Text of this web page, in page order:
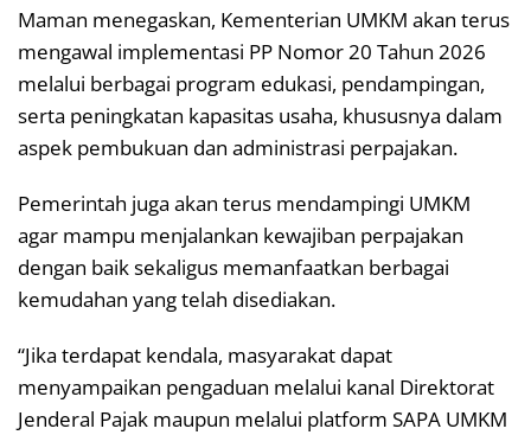
Maman menegaskan, Kementerian UMKM akan terus
mengawal implementasi PP Nomor 20 Tahun 2026
melalui berbagai program edukasi, pendampingan,
serta peningkatan kapasitas usaha, khususnya dalam
aspek pembukuan dan administrasi perpajakan.
Pemerintah juga akan terus mendampingi UMKM
agar mampu menjalankan kewajiban perpajakan
dengan baik sekaligus memanfaatkan berbagai
kemudahan yang telah disediakan.
“Jika terdapat kendala, masyarakat dapat
menyampaikan pengaduan melalui kanal Direktorat
Jenderal Pajak maupun melalui platform SAPA UMKM